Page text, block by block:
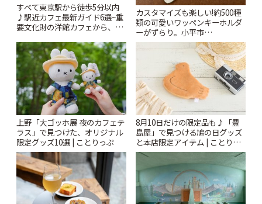
すべて東京駅から徒歩5分以内
♪駅近カフェ最新ガイド6選~重
要文化財の洋館カフェから、改
りっぷ
カスタマイズも楽しい!約500種
類の可愛いワッペンキーホルダ
ーがずらり。小平市
「Kimamaya T&K」 | ことりっ
上野「大ゴッホ展 夜のカフェテ
ラス」で見つけた、オリジナル
限定グッズ10選 | ことりっぷ
8月10日だけの限定品も♪「豊
島屋」で見つける鳩の日グッズ
と本店限定アイテム | ことりっ
ぷ